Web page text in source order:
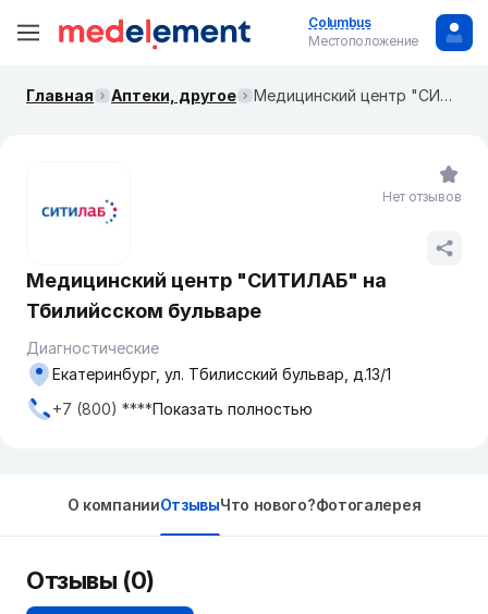
Columbus
Местоположение
Главная Аптеки, другое Медицинский центр "СИТИЛАБ" на Тбилийсском бульваре
Медицинский центр "СИТИЛАБ" на
Тбилийсском бульваре
Диагностические
Екатеринбург, ул. Тбилисский бульвар, д.13/1
+7 (800) ****Показать полностью
Нет отзывов
О компанииОтзывыЧто нового?Фотогалерея
Отзывы (0)